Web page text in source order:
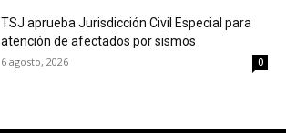
TSJ aprueba Jurisdicción Civil Especial para
atención de afectados por sismos
6 agosto, 2026 0